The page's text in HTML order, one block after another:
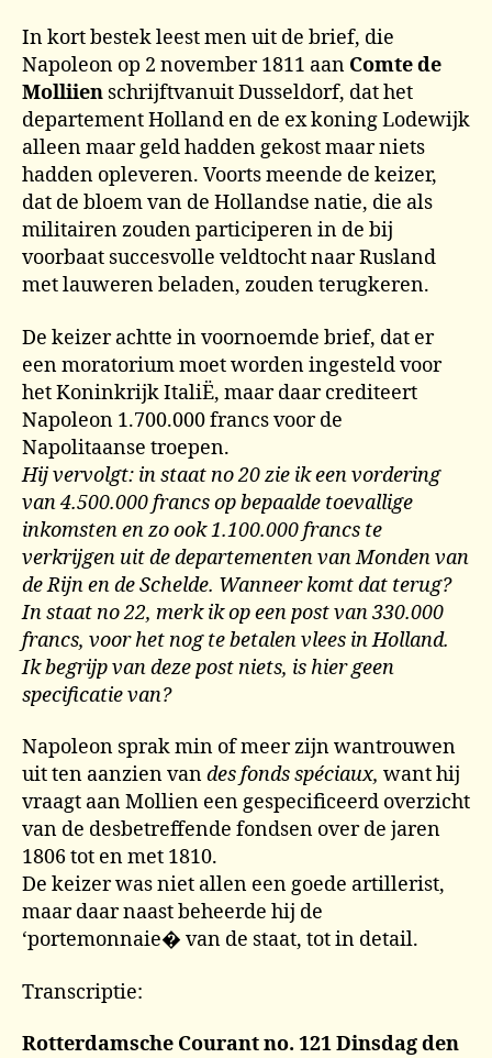
In kort bestek leest men uit de brief, die
Napoleon op 2 november 1811 aan Comte de
Molliien schrijftvanuit Dusseldorf, dat het
departement Holland en de ex koning Lodewijk
alleen maar geld hadden gekost maar niets
hadden opleveren. Voorts meende de keizer,
dat de bloem van de Hollandse natie, die als
militairen zouden participeren in de bij
voorbaat succesvolle veldtocht naar Rusland
met lauweren beladen, zouden terugkeren.
De keizer achtte in voornoemde brief, dat er
een moratorium moet worden ingesteld voor
het Koninkrijk ItaliË, maar daar crediteert
Napoleon 1.700.000 francs voor de
Napolitaanse troepen.
Hij vervolgt: in staat no 20 zie ik een vordering
van 4.500.000 francs op bepaalde toevallige
inkomsten en zo ook 1.100.000 francs te
verkrijgen uit de departementen van Monden van
de Rijn en de Schelde. Wanneer komt dat terug?
In staat no 22, merk ik op een post van 330.000
francs, voor het nog te betalen vlees in Holland.
Ik begrijp van deze post niets, is hier geen
specificatie van?
Napoleon sprak min of meer zijn wantrouwen
uit ten aanzien vandes fonds spéciaux, want hij
vraagt aan Mollien een gespecificeerd overzicht
van de desbetreffende fondsen over de jaren
1806 tot en met 1810.
De keizer was niet allen een goede artillerist,
maar daar naast beheerde hij de
‘portemonnaie� van de staat, tot in detail.
Transcriptie:
Rotterdamsche Courant no. 121 Dinsdag den